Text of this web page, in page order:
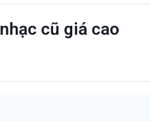
cũ giá cao